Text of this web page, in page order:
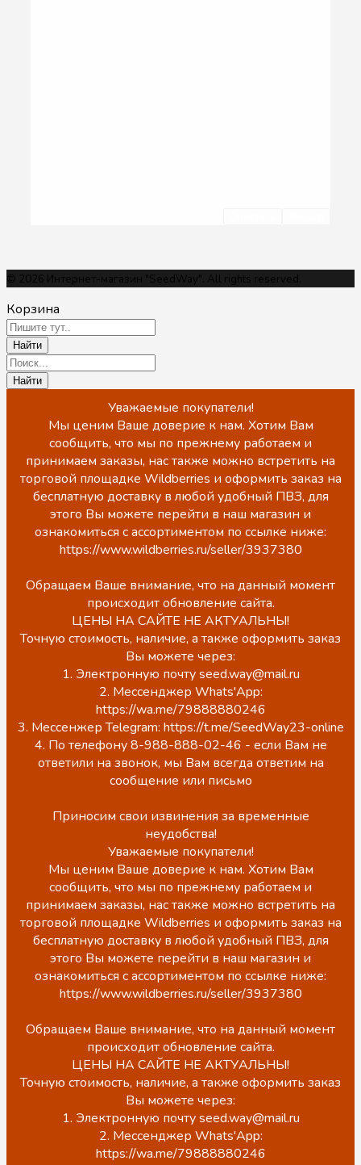
© 2026 Интернет-магазин "SeedWay". All rights reserved.
Корзина
Уважаемые покупатели!
Мы ценим Ваше доверие к нам. Хотим Вам
сообщить, что мы по прежнему работаем и
принимаем заказы, нас также можно встретить на
торговой площадке Wildberries и оформить заказ на
бесплатную доставку в любой удобный ПВЗ, для
этого Вы можете перейти в наш магазин и
ознакомиться с ассортиментом по ссылке ниже:
https://www.wildberries.ru/seller/3937380
Обращаем Ваше внимание, что на данный момент
происходит обновление сайта.
ЦЕНЫ НА САЙТЕ НЕ АКТУАЛЬНЫ!
Точную стоимость, наличие, а также оформить заказ
Вы можете через:
1. Электронную почту seed.way@mail.ru
2. Мессенджер Whats'App:
https://wa.me/79888880246
3. Мессенжер Telegram: https://t.me/SeedWay23-online
4. По телефону 8-988-888-02-46 - если Вам не
ответили на звонок, мы Вам всегда ответим на
сообщение или письмо
Приносим свои извинения за временные
неудобства!
Уважаемые покупатели!
Мы ценим Ваше доверие к нам. Хотим Вам
сообщить, что мы по прежнему работаем и
принимаем заказы, нас также можно встретить на
торговой площадке Wildberries и оформить заказ на
бесплатную доставку в любой удобный ПВЗ, для
этого Вы можете перейти в наш магазин и
ознакомиться с ассортиментом по ссылке ниже:
https://www.wildberries.ru/seller/3937380
Обращаем Ваше внимание, что на данный момент
происходит обновление сайта.
ЦЕНЫ НА САЙТЕ НЕ АКТУАЛЬНЫ!
Точную стоимость, наличие, а также оформить заказ
Вы можете через:
1. Электронную почту seed.way@mail.ru
2. Мессенджер Whats'App:
https://wa.me/79888880246